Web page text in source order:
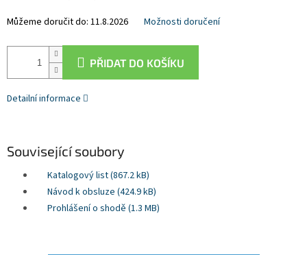
Můžeme doručit do: 11.8.2026 Možnosti doručení
PŘIDAT DO KOŠÍKU
Detailní informace
Související soubory
Katalogový list (867.2 kB)
Návod k obsluze (424.9 kB)
Prohlášení o shodě (1.3 MB)